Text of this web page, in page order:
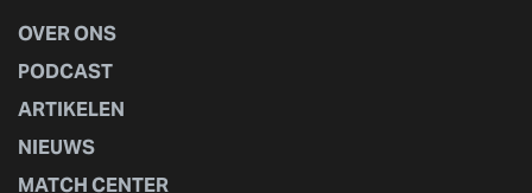
OVER ONS
PODCAST
ARTIKELEN
NIEUWS
MATCH CENTER